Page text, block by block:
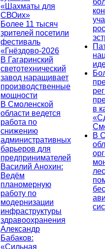
«Шахматы для
СВОих»
Более 11 тысяч
зрителей посетили
фестиваль
«Гнёздово-2026
В Гагаринский
светотехнический
завод наращивает
производственные
мощности
В Смоленской
области ведется
работа по
снижению
административных
барьеров для
предпринимателей
Василий Анохин:
Ведём
планомерную
работу по
модернизации
инфраструктуры
здравоохранения
Александр
Бабаков:
«Сильная
в
В